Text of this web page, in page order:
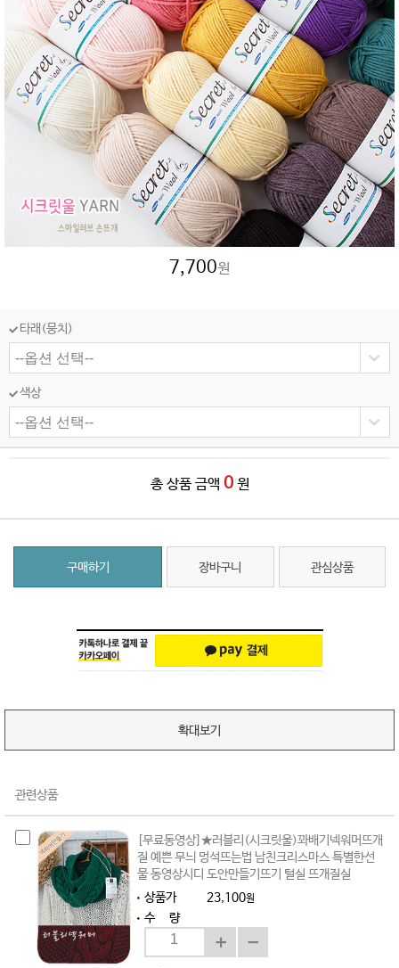
7,700원
타래(뭉치)
색상
총 상품 금액 0 원
구매하기 장바구니 관심상품
확대보기
관련상품
[무료동영상]★러블리(시크릿울)꽈배기넥워머뜨개
질 예쁜 무늬 멍석뜨는법 남친크리스마스 특별한선
물 동영상시디 도안만들기뜨기 털실 뜨개질실
상품가
23,100원
수 량